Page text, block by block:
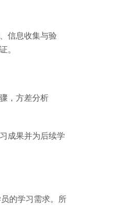
信息收集与验
。
，方差分析
成果并为后续学
的学习需求。所